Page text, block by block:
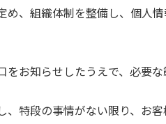
、組織体制を整備し、個人
お知らせしたうえで、必要
特段の事情がない限り、お